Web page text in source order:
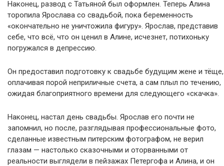
Наконец, развод с Татьяной был оформлен. Теперь Алина
торопила Ярослава со свадьбой, пока беременность
«окончательно не уничтожила фигуру». Ярослав, представив
себе, что всё, что он ценил в Алине, исчезнет, потихоньку
погружался в депрессию.
Он предоставил подготовку к свадьбе будущим жене и тёще,
оплачивая порой неприличные счета, а сам плыл по течению,
ожидая благоприятного времени для следующего «скачка».
Наконец, настал день свадьбы. Ярослав его почти не
запомнил, но после, разглядывая профессиональные фото,
сделанные известным питерским фотографом, не верил
глазам — настолько сказочными и оторванными от
реальности выглядели в пейзажах Петергофа и Алина, и он